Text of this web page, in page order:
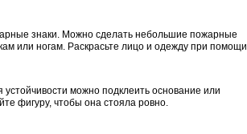
знаки. Можно сделать небольшие пожарные
или ногам. Раскрасьте лицо и одежду при помощи
можно подклеить основание или
фигуру, чтобы она стояла ровно.